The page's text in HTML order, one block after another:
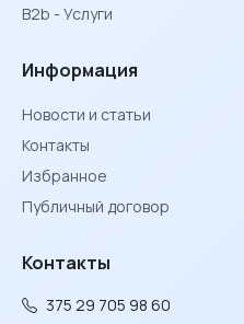
B2b - Услуги
Информация
Новости и статьи
Контакты
Избранное
Публичный договор
Контакты
375 29 705 98 60